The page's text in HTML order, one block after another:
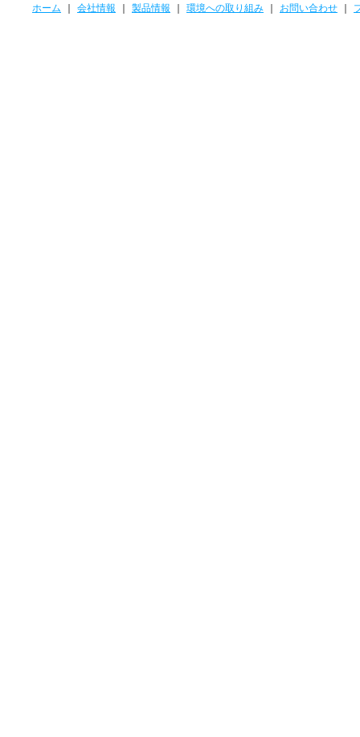
ホーム ｜ 会社情報 ｜ 製品情報 ｜ 環境への取り組み ｜ お問い合わせ ｜